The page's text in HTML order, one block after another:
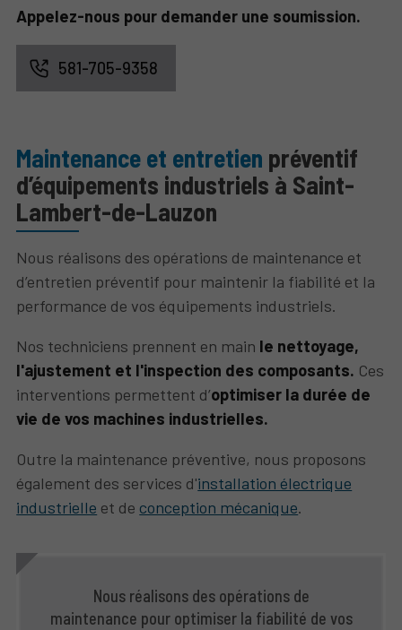
Appelez-nous pour demander une soumission.
581-705-9358
Maintenance et entretien préventif
d’équipements industriels à Saint-
Lambert-de-Lauzon
Nous réalisons des opérations de maintenance et
d’entretien préventif pour maintenir la fiabilité et la
performance de vos équipements industriels.
Nos techniciens prennent en main le nettoyage,
l'ajustement et l'inspection des composants. Ces
interventions permettent d’optimiser la durée de
vie de vos machines industrielles.
Outre la maintenance préventive, nous proposons
également des services d'installation électrique
industrielle et de conception mécanique.
Nous réalisons des opérations de
maintenance pour optimiser la fiabilité de vos